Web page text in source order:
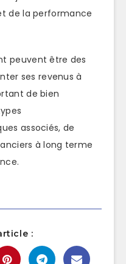
de la performance
peuvent être des
ses revenus à
de bien
associés, de
à long terme
: